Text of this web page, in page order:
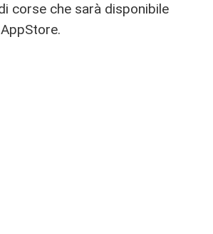
corse che sarà disponibile